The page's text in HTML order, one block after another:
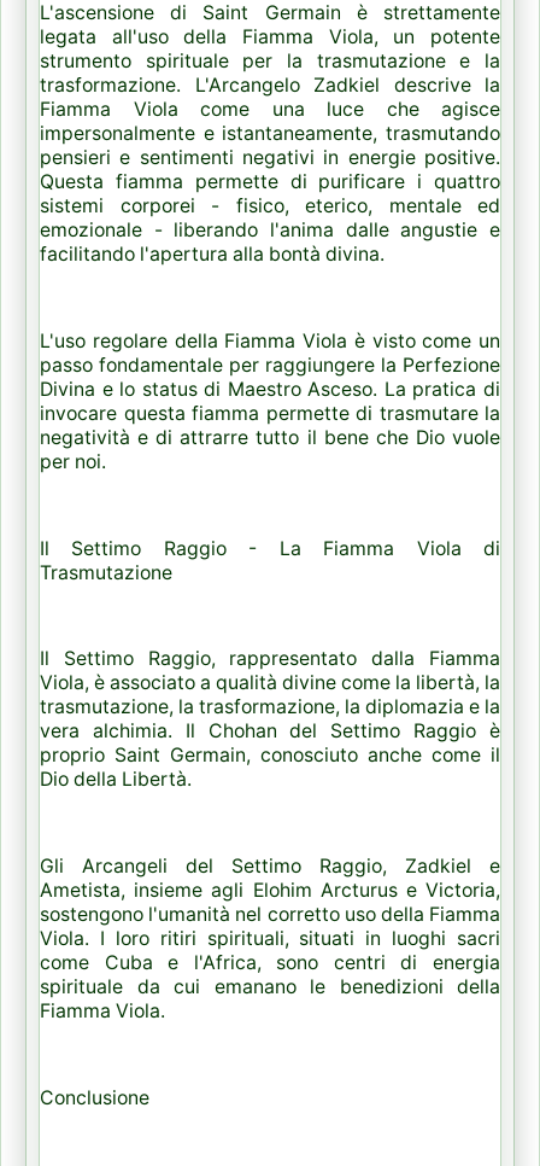
L'ascensione di Saint Germain è strettamente
legata all'uso della Fiamma Viola, un potente
strumento spirituale per la trasmutazione e la
trasformazione. L'Arcangelo Zadkiel descrive la
Fiamma Viola come una luce che agisce
impersonalmente e istantaneamente, trasmutando
pensieri e sentimenti negativi in energie positive.
Questa fiamma permette di purificare i quattro
sistemi corporei - fisico, eterico, mentale ed
emozionale - liberando l'anima dalle angustie e
facilitando l'apertura alla bontà divina.
L'uso regolare della Fiamma Viola è visto come un
passo fondamentale per raggiungere la Perfezione
Divina e lo status di Maestro Asceso. La pratica di
invocare questa fiamma permette di trasmutare la
negatività e di attrarre tutto il bene che Dio vuole
per noi.
Il Settimo Raggio - La Fiamma Viola di
Trasmutazione
Il Settimo Raggio, rappresentato dalla Fiamma
Viola, è associato a qualità divine come la libertà, la
trasmutazione, la trasformazione, la diplomazia e la
vera alchimia. Il Chohan del Settimo Raggio è
proprio Saint Germain, conosciuto anche come il
Dio della Libertà.
Gli Arcangeli del Settimo Raggio, Zadkiel e
Ametista, insieme agli Elohim Arcturus e Victoria,
sostengono l'umanità nel corretto uso della Fiamma
Viola. I loro ritiri spirituali, situati in luoghi sacri
come Cuba e l'Africa, sono centri di energia
spirituale da cui emanano le benedizioni della
Fiamma Viola.
Conclusione